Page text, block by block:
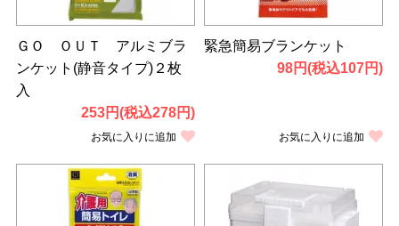
ＧＯ ＯＵＴ アルミブラ
ンケット(静音タイプ)２枚
入
253円(税込278円)
お気に入りに追加
緊急簡易ブランケット
98円(税込107円)
お気に入りに追加